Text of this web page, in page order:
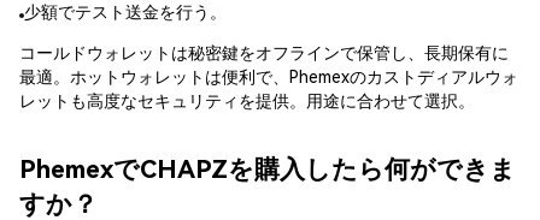
少額でテスト送金を行う。
コールドウォレットは秘密鍵をオフラインで保管し、長期保有に
最適。ホットウォレットは便利で、Phemexのカストディアルウォ
レットも高度なセキュリティを提供。用途に合わせて選択。
PhemexでCHAPZを購入したら何ができま
すか？